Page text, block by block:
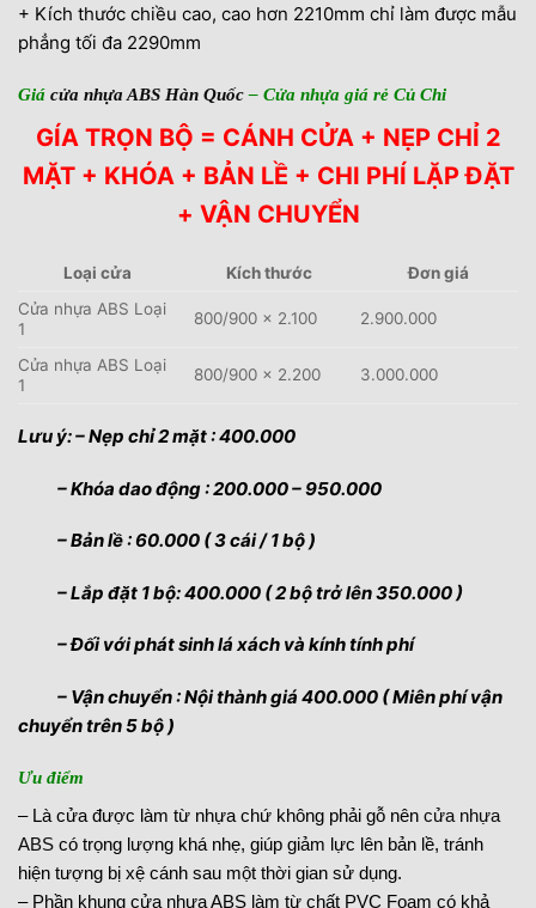
+ Kích thước chiều cao, cao hơn 2210mm chỉ làm được mẫu
phẳng tối đa 2290mm
Giá cửa nhựa ABS Hàn Quốc– Cửa nhựa giá rẻ Củ Chi
GÍA TRỌN BỘ = CÁNH CỬA + NẸP CHỈ 2
MẶT + KHÓA + BẢN LỀ + CHI PHÍ LẶP ĐẶT
+ VẬN CHUYỂN
Loại cửa Kích thước
Đơn giá
Cửa nhựa ABS Loại
1
800/900 x 2.100 2.900.000
Cửa nhựa ABS Loại
1
800/900 x 2.200 3.000.000
Lưu ý: – Nẹp chỉ 2 mặt : 400.000
– Khóa dao động : 200.000 – 950.000
– Bản lề : 60.000 ( 3 cái / 1 bộ )
– Lắp đặt 1 bộ: 400.000 ( 2 bộ trở lên 350.000 )
– Đối với phát sinh lá xách và kính tính phí
– Vận chuyển : Nội thành giá 400.000 ( Miên phí vận
chuyển trên 5 bộ )
Ưu điểm
– Là cửa được làm từ nhựa chứ không phải gỗ nên cửa nhựa
ABS có trọng lượng khá nhẹ, giúp giảm lực lên bản lề, tránh
hiện tượng bị xệ cánh sau một thời gian sử dụng.
– Phần khung cửa nhựa ABS làm từ chất PVC Foam có khả